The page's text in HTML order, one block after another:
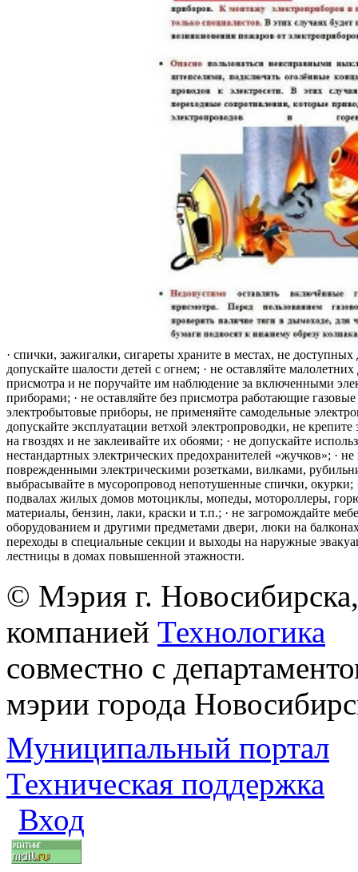
· спички, зажигалки, сигареты храните в местах, не доступных
допускайте шалости детей с огнем; · не оставляйте малолетних
присмотра и не поручайте им наблюдение за включенными
приборами; · не оставляйте без присмотра работающие
электробытовые приборы, не применяйте самодельные
допускайте эксплуатации ветхой электропроводки, не крепите
на гвоздях и не заклеивайте их обоями; · не допускайте
нестандартных электрических предохранителей «жучков»; · не
поврежденными электрическими розетками, вилками,
выбрасывайте в мусоропровод непотушенные спички, окурки;
подвалах жилых домов мотоциклы, мопеды, мотороллеры,
материалы, бензин, лаки, краски и т.п.; · не загромождайте
оборудованием и другими предметами двери, люки на
переходы в специальные секции и выходы на наружные
лестницы в домах повышенной этажности.
© Мэрия г.
компанией Технологика
совместно с
мэрии города
Муниципальный портал
Техническая поддержка
Вход